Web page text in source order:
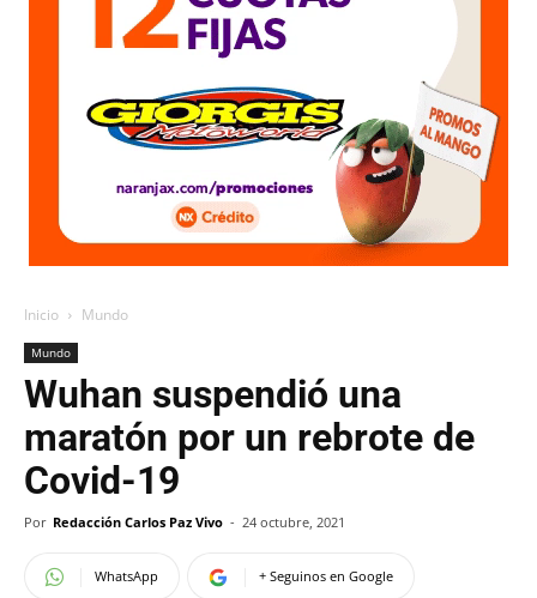
Inicio Mundo
Mundo
Wuhan suspendió una
maratón por un rebrote de
Covid-19
Por Redacción Carlos Paz Vivo - 24 octubre, 2021
WhatsApp + Seguinos en Google